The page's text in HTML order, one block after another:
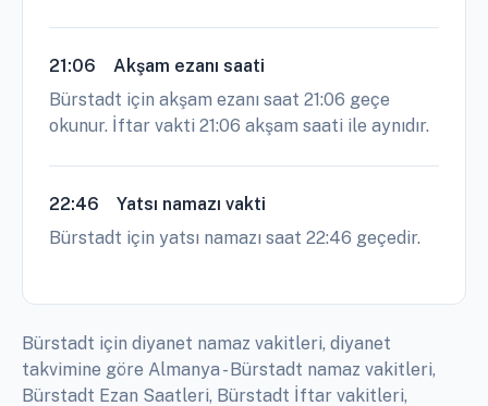
21:06
Akşam ezanı saati
Bürstadt için akşam ezanı saat 21:06 geçe
okunur. İftar vakti 21:06 akşam saati ile aynıdır.
22:46
Yatsı namazı vakti
Bürstadt için yatsı namazı saat 22:46 geçedir.
Bürstadt için diyanet namaz vakitleri, diyanet
takvimine göre Almanya - Bürstadt namaz vakitleri,
Bürstadt Ezan Saatleri, Bürstadt İftar vakitleri,